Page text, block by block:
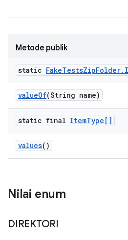
Metode publik
static FakeTestsZipFolder.
valueOf(String name)
static final ItemType[]
values()
Nilai enum
DIREKTORI